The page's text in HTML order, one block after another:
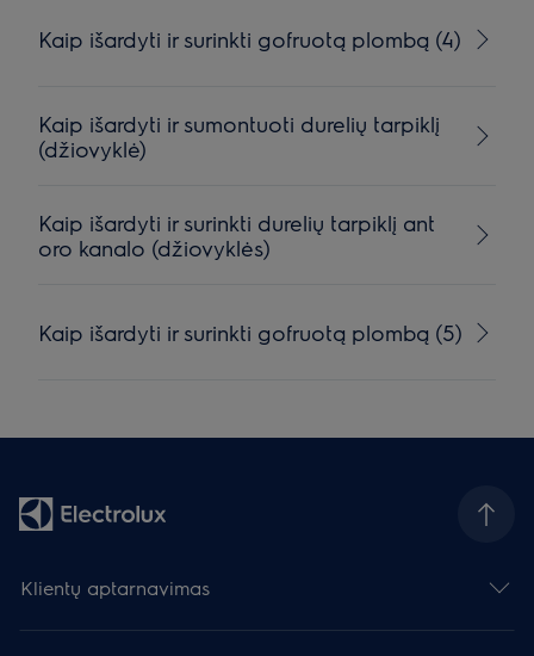
Kaip išardyti ir surinkti gofruotą plombą (4)
Kaip išardyti ir sumontuoti durelių tarpiklį
(džiovyklė)
Kaip išardyti ir surinkti durelių tarpiklį ant
oro kanalo (džiovyklės)
Kaip išardyti ir surinkti gofruotą plombą (5)
Klientų aptarnavimas